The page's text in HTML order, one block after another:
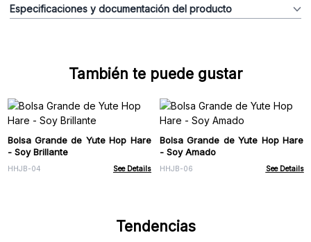
Especificaciones y documentación del producto
También te puede gustar
Bolsa Grande de Yute Hop Hare
- Soy Brillante
HHJB-04 See Details
Bolsa Grande de Yute Hop Hare
- Soy Amado
HHJB-06 See Details
Tendencias